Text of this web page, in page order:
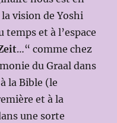
vision de Yoshi
temps et à l’espace
…“ comme chez
du Graal dans
la Bible (le
et à la
une sorte